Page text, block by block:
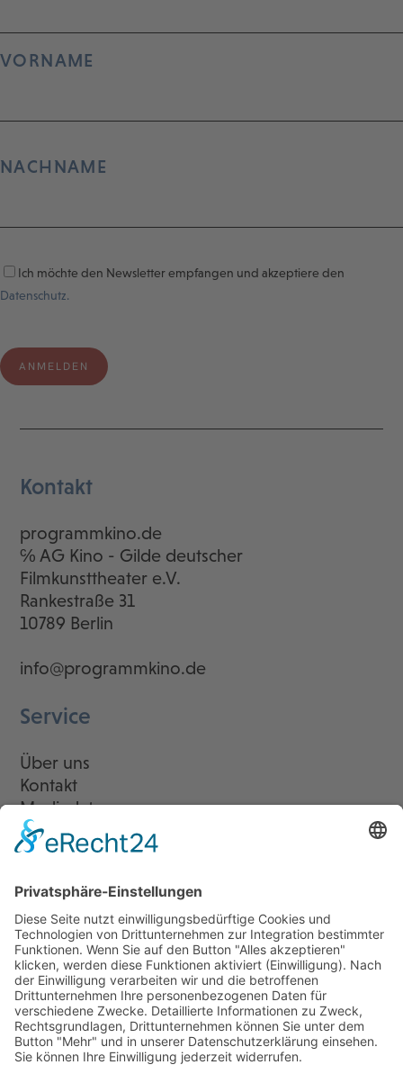
VORNAME
NACHNAME
Ich möchte den Newsletter empfangen und akzeptiere den
Datenschutz.
Kontakt
programmkino.de
℅ AG Kino - Gilde deutscher
Filmkunsttheater e.V.
Rankestraße 31
10789 Berlin
info@programmkino.de
Service
Über uns
Kontakt
Mediadaten
Newsletter
LogIn
Legal
Impressum
Datenschutzerklärung
Cookie-Einstellungen